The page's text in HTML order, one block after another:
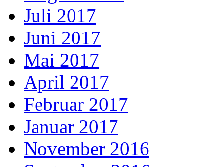
Juli 2017
Juni 2017
Mai 2017
April 2017
Februar 2017
Januar 2017
November 2016